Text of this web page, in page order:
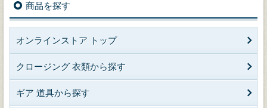
商品を探す
オンラインストア トップ
クロージング 衣類から探す
ギア 道具から探す